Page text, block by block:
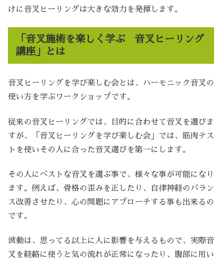
けに音叉ヒーリングは大きな効力を発揮します。
「音叉施術を楽しく学ぶ 音叉ヒーリング
講座」とは
音叉ヒーリングを学び楽しむ会とは、ハーモニック音叉の
使い方を学ぶワークショップです。
従来の音叉ヒーリングでは、目的に合わせて音叉を選びま
すが、「音叉ヒーリングを学び楽しむ会」では、筋肉テス
トを使いその人に合った音叉選びを第一にします。
その人にベストな音叉を選ぶ事で、様々な事が可能になり
ます。例えば、骨格の歪みを正したり、自律神経のバラン
ス改善させたり、心の問題にアプローチする事も出来るの
です。
波動は、思ってる以上に人に影響を与えるもので、実際音
叉を経絡に使うと気の流れが正常になったり、腹部に用い